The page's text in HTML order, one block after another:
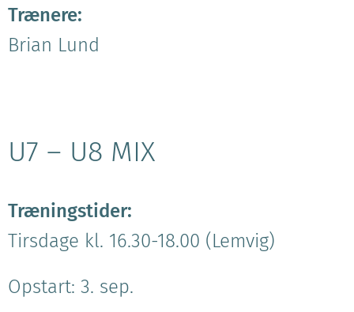
Trænere:
Brian Lund
U7 – U8 MIX
Træningstider:
Tirsdage kl. 16.30-18.00 (Lemvig)
Opstart: 3. sep.